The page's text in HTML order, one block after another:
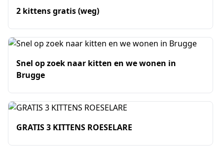
2 kittens gratis (weg)
Snel op zoek naar kitten en we wonen in
Brugge
GRATIS 3 KITTENS ROESELARE